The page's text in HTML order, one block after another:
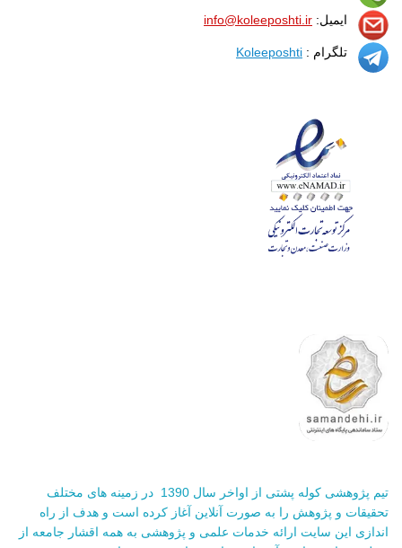
ایمیل: info@koleeposhti.ir
تلگرام : Koleeposhti
تیم پژوهشی کوله پشتی از اواخر سال 1390 در زمینه های مختلف
تحقیقات و پژوهش را به صورت آنلاین آغاز کرده است و هدف از راه
اندازی این سایت ارائه خدمات علمی و پژوهشی به همه اقشار جامعه از